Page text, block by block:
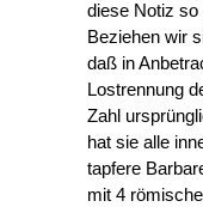
diese Notiz so
Beziehen wir
daß in
Lostrennung
Zahl
hat sie alle
tapfere
mit 4